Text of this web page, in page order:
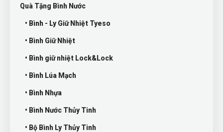
Quà Tặng Bình Nước
• Bình - Ly Giữ Nhiệt Tyeso
• Bình Giữ Nhiệt
• Bình giữ nhiệt Lock&Lock
• Bình Lúa Mạch
• Bình Nhựa
• Bình Nước Thủy Tinh
• Bộ Bình Ly Thủy Tinh